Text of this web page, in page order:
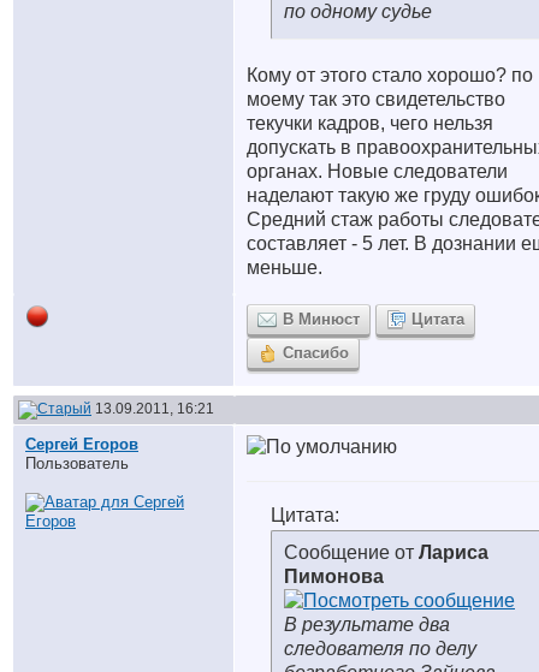
по одному судье
Кому от этого стало хорошо? по
моему так это свидетельство
текучки кадров, чего нельзя
допускать в
органах. Новые следователи
наделают такую же груду
Средний стаж работы
составляет - 5 лет. В дознании
меньше.
В Минюст
Цитата
Спасибо
13.09.2011, 16:21
Сергей Егоров
Пользователь
Цитата:
Сообщение от Лариса
Пимонова
В результате два
следователя по делу